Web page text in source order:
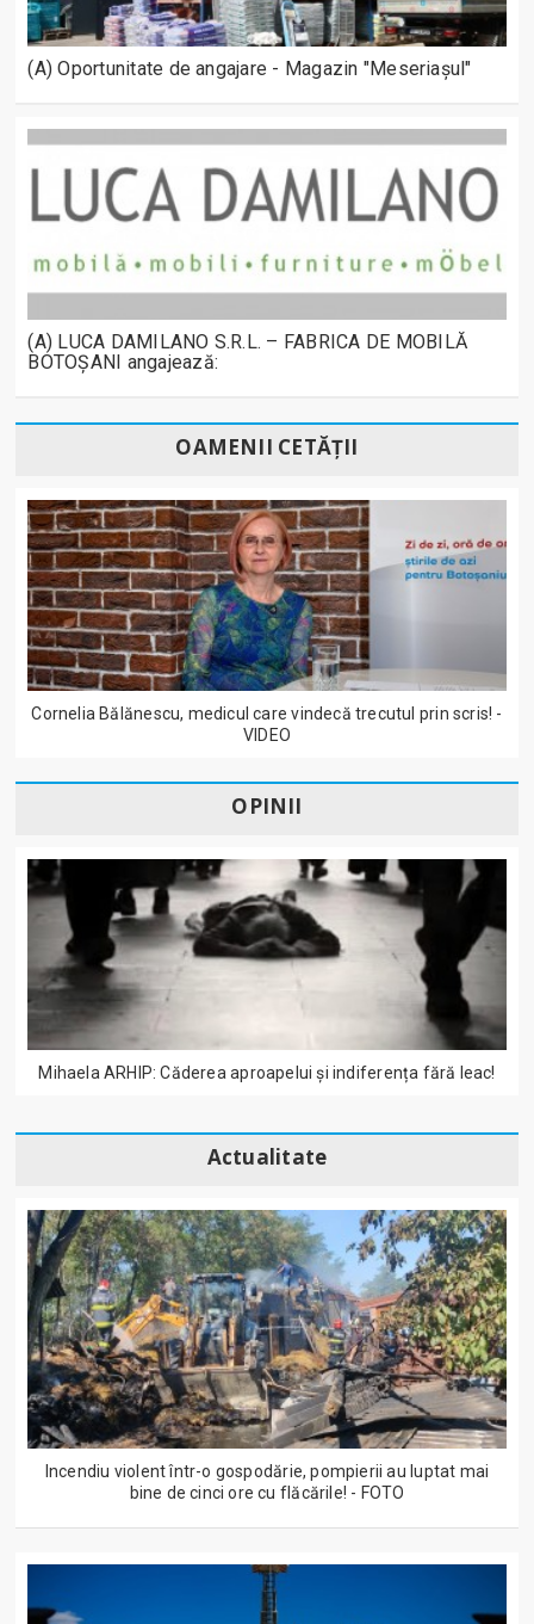
(A) Oportunitate de angajare - Magazin "Meseriașul"
(A) LUCA DAMILANO S.R.L. – FABRICA DE MOBILĂ
BOTOȘANI angajează:
OAMENII CETĂȚII
Cornelia Bălănescu, medicul care vindecă trecutul prin scris! -
VIDEO
OPINII
Mihaela ARHIP: Căderea aproapelui și indiferența fără leac!
Actualitate
Incendiu violent într-o gospodărie, pompierii au luptat mai
bine de cinci ore cu flăcările! - FOTO